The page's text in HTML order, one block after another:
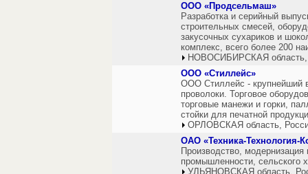
ООО «Продсельмаш»
Разработка и серийный
строительных смесей,
закусочных сухариков и
комплекс, всего более 200
НОВОСИБИРСКАЯ область,
ООО «Стиллейс»
ООО Стиллейс - крупнейший
проволоки. Торговое
торговые манежи и горки,
стойки для печатной
ОРЛОВСКАЯ область,
ОАО «Техника-Технология-
Производство,
промышленности, сельского
УЛЬЯНОВСКАЯ область,